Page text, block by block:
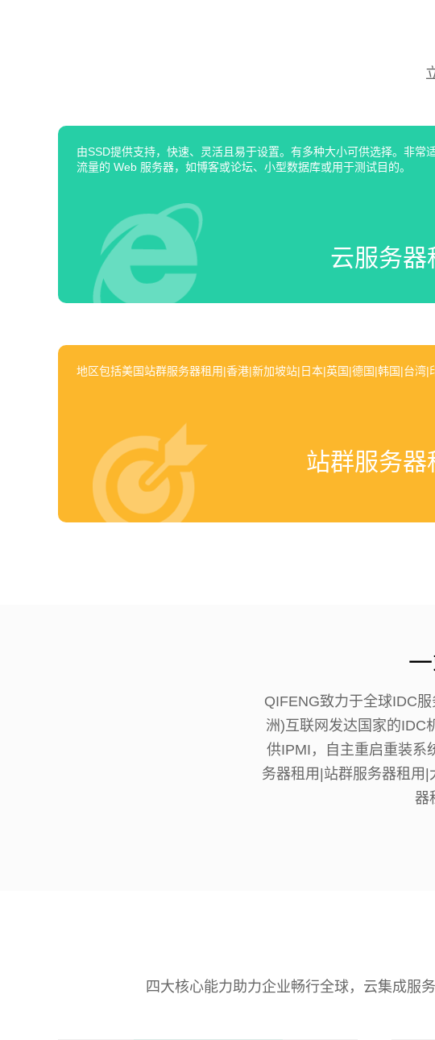
由SSD提供支持，快速、灵活且易于设置。有多种大小可供选择。非常
流量的 Web 服务器，如博客或论坛、小型数据库或用于测试目的。
云服务器
地区包括美国站群服务器租用|香港|新加坡站|日本|英国|德国|韩国|台湾|
站群服务器
QIFENG致力于全球IDC
洲)互联网发达国家的IDC
供IPMI，自主重启重装系
务器租用|站群服务器租用
器
四大核心能力助力企业畅行全球，云集成服